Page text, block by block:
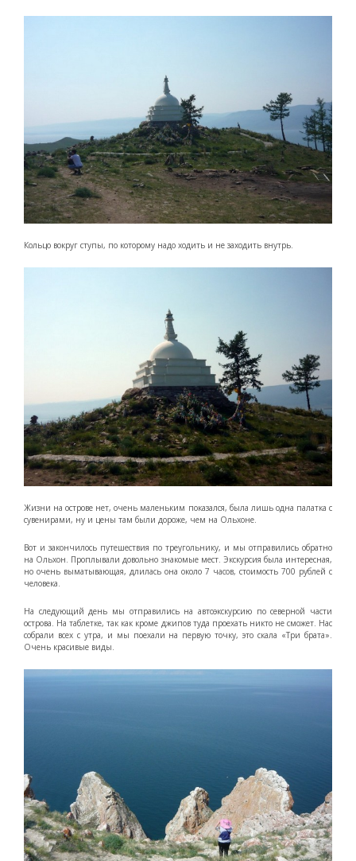
Кольцо вокруг ступы, по которому надо ходить и не заходить внутрь.
Жизни на острове нет, очень маленьким показался, была лишь одна палатка с
сувенирами, ну и цены там были дороже, чем на Ольхоне.
Вот и закончилось путешествия по треугольнику, и мы отправились обратно
на Ольхон. Проплывали довольно знакомые мест. Экскурсия была интересная,
но очень выматывающая, длилась она около 7 часов, стоимость 700 рублей с
человека.
На следующий день мы отправились на автоэкскурсию по северной части
острова. На таблетке, так как кроме джипов туда проехать никто не сможет. Нас
собрали всех с утра, и мы поехали на первую точку, это скала «Три брата».
Очень красивые виды.